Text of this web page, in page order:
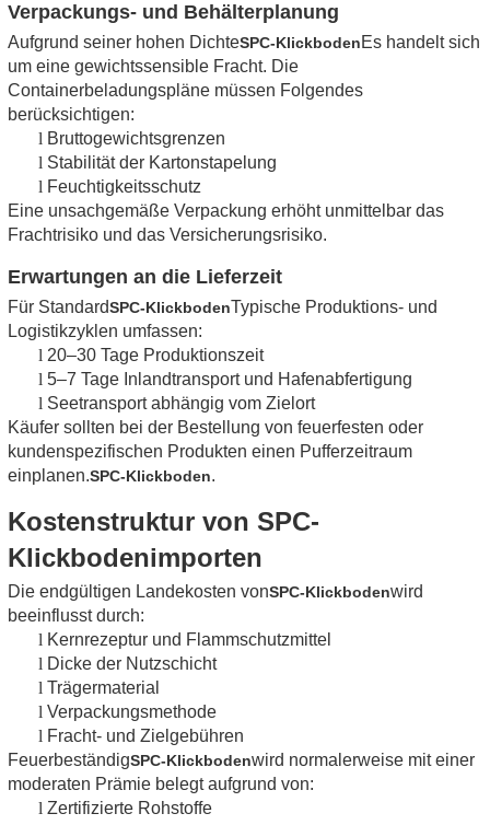
Verpackungs- und Behälterplanung
Aufgrund seiner hohen DichteSPC-KlickbodenEs handelt sich
um eine gewichtssensible Fracht. Die
Containerbeladungspläne müssen Folgendes
berücksichtigen:
l Bruttogewichtsgrenzen
l Stabilität der Kartonstapelung
l Feuchtigkeitsschutz
Eine unsachgemäße Verpackung erhöht unmittelbar das
Frachtrisiko und das Versicherungsrisiko.
Erwartungen an die Lieferzeit
Für StandardSPC-KlickbodenTypische Produktions- und
Logistikzyklen umfassen:
l 20–30 Tage Produktionszeit
l 5–7 Tage Inlandtransport und Hafenabfertigung
l Seetransport abhängig vom Zielort
Käufer sollten bei der Bestellung von feuerfesten oder
kundenspezifischen Produkten einen Pufferzeitraum
einplanen.SPC-Klickboden.
Kostenstruktur von SPC-
Klickbodenimporten
Die endgültigen Landekosten vonSPC-Klickbodenwird
beeinflusst durch:
l Kernrezeptur und Flammschutzmittel
l Dicke der Nutzschicht
l Trägermaterial
l Verpackungsmethode
l Fracht- und Zielgebühren
FeuerbeständigSPC-Klickbodenwird normalerweise mit einer
moderaten Prämie belegt aufgrund von:
l Zertifizierte Rohstoffe